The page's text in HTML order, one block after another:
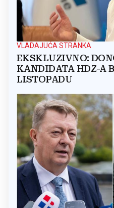
VLADAJUĆA STRANKA
EKSKLUZIVNO:
KANDIDATA HDZ-A
LISTOPADU